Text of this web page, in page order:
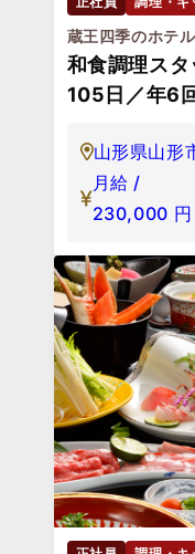
蔵王四季のホテル
和食調理スタ
105日／年6
山形県山形
月給 /
230,000 円